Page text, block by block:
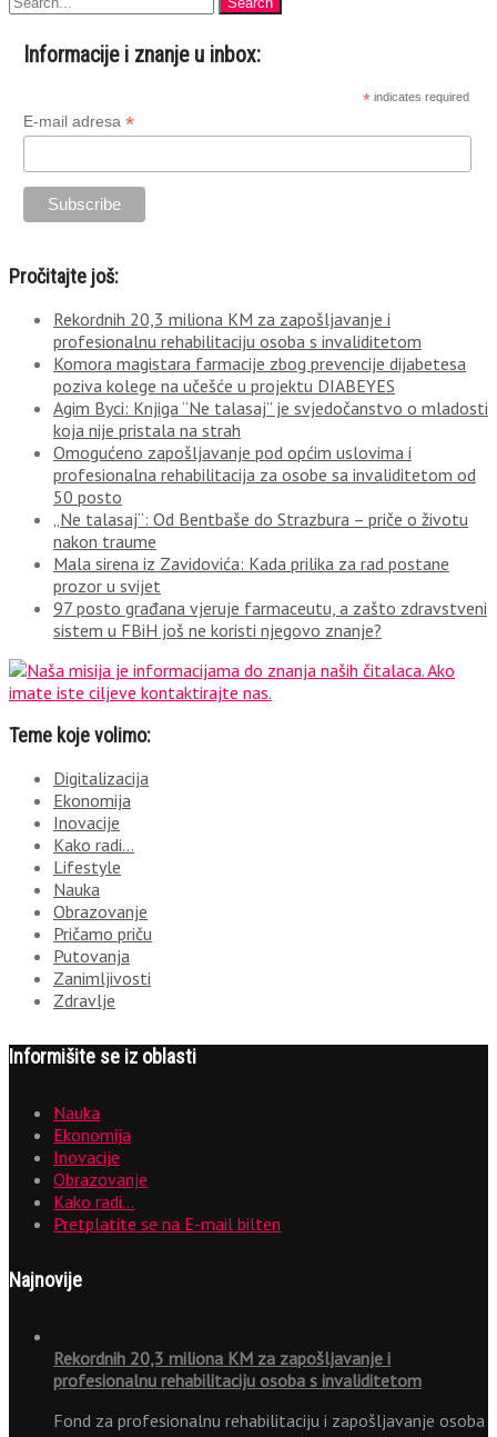
Informacije i znanje u inbox:
* indicates required
E-mail adresa *
Pročitajte još:
Rekordnih 20,3 miliona KM za zapošljavanje i
profesionalnu rehabilitaciju osoba s invaliditetom
Komora magistara farmacije zbog prevencije dijabetesa
poziva kolege na učešće u projektu DIABEYES
Agim Byci: Knjiga “Ne talasaj” je svjedočanstvo o mladosti
koja nije pristala na strah
Omogućeno zapošljavanje pod općim uslovima i
profesionalna rehabilitacija za osobe sa invaliditetom od
50 posto
„Ne talasaj“: Od Bentbaše do Strazbura – priče o životu
nakon traume
Mala sirena iz Zavidovića: Kada prilika za rad postane
prozor u svijet
97 posto građana vjeruje farmaceutu, a zašto zdravstveni
sistem u FBiH još ne koristi njegovo znanje?
Teme koje volimo:
Digitalizacija
Ekonomija
Inovacije
Kako radi…
Lifestyle
Nauka
Obrazovanje
Pričamo priču
Putovanja
Zanimljivosti
Zdravlje
Informišite se iz oblasti
Nauka
Ekonomija
Inovacije
Obrazovanje
Kako radi…
Pretplatite se na E-mail bilten
Najnovije
Rekordnih 20,3 miliona KM za zapošljavanje i
profesionalnu rehabilitaciju osoba s invaliditetom
Fond za profesionalnu rehabilitaciju i zapošljavanje osoba